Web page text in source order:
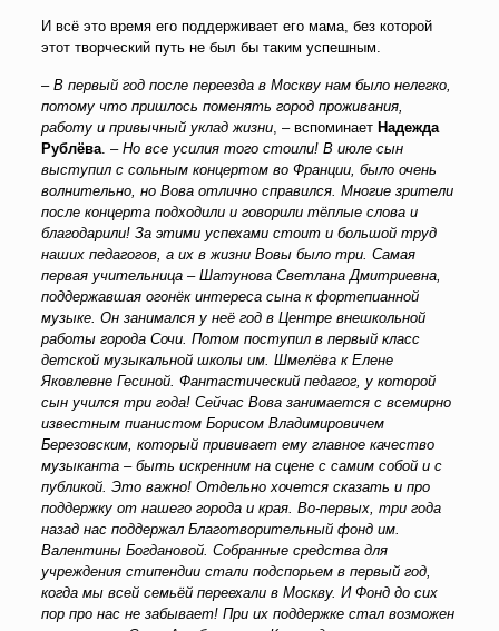
И всё это время его поддерживает его мама, без которой
этот творческий путь не был бы таким успешным.
– В первый год после переезда в Москву нам было нелегко,
потому что пришлось поменять город проживания,
работу и привычный уклад жизни, – вспоминает Надежда
Рублёва. – Но все усилия того стоили! В июле сын
выступил с сольным концертом во Франции, было очень
волнительно, но Вова отлично справился. Многие зрители
после концерта подходили и говорили тёплые слова и
благодарили! За этими успехами стоит и большой труд
наших педагогов, а их в жизни Вовы было три. Самая
первая учительница – Шатунова Светлана Дмитриевна,
поддержавшая огонёк интереса сына к фортепианной
музыке. Он занимался у неё год в Центре внешкольной
работы города Сочи. Потом поступил в первый класс
детской музыкальной школы им. Шмелёва к Елене
Яковлевне Гесиной. Фантастический педагог, у которой
сын учился три года! Сейчас Вова занимается с всемирно
известным пианистом Борисом Владимировичем
Березовским, который прививает ему главное качество
музыканта – быть искренним на сцене с самим собой и с
публикой. Это важно! Отдельно хочется сказать и про
поддержку от нашего города и края. Во-первых, три года
назад нас поддержал Благотворительный фонд им.
Валентины Богдановой. Собранные средства для
учреждения стипендии стали подспорьем в первый год,
когда мы всей семьёй переехали в Москву. И Фонд до сих
пор про нас не забывает! При их поддержке стал возможен